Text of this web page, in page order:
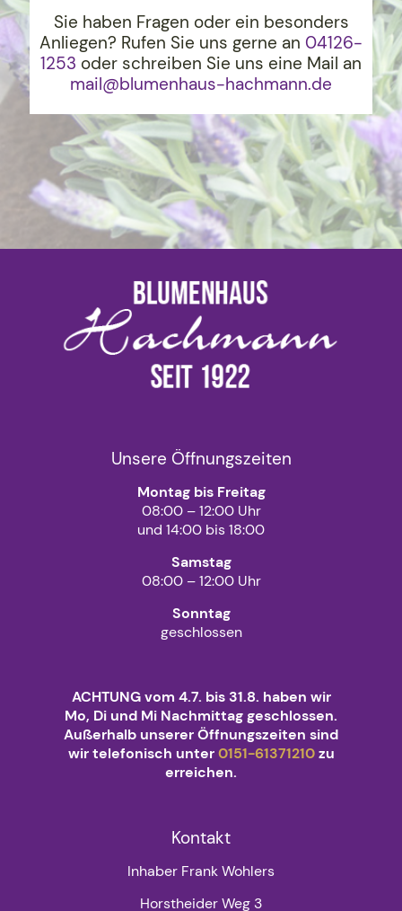
Sie haben Fragen oder ein besonders
Anliegen? Rufen Sie uns gerne an 04126-
1253 oder schreiben Sie uns eine Mail an
mail@blumenhaus-hachmann.de
Unsere Öffnungszeiten
Montag bis Freitag
08:00 – 12:00 Uhr
und 14:00 bis 18:00
Samstag
08:00 – 12:00 Uhr
Sonntag
geschlossen
ACHTUNG vom 4.7. bis 31.8. haben wir
Mo, Di und Mi Nachmittag geschlossen.
Außerhalb unserer Öffnungszeiten sind
wir telefonisch unter0151-61371210zu
erreichen.
Kontakt
Inhaber Frank Wohlers
Horstheider Weg 3